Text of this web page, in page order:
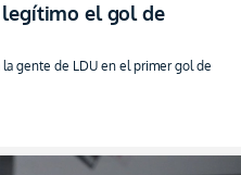
legítimo el gol de
gente de LDU en el primer gol de